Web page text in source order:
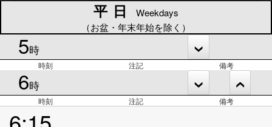
平日
Weekdays
（お盆・年末年始を除く）
5時
時刻 注記 備考
6時
時刻 注記 備考